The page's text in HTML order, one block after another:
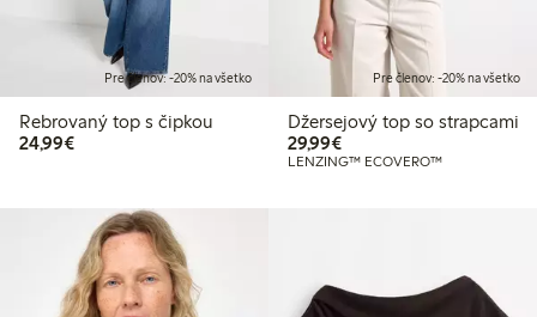
Pre členov: -20% na všetko
Rebrovaný top s čipkou
24,99€24,99 €
Pre členov: -20% na všetko
Džersejový top so strapcami
29,99€29,99 €
LENZING™ ECOVERO™